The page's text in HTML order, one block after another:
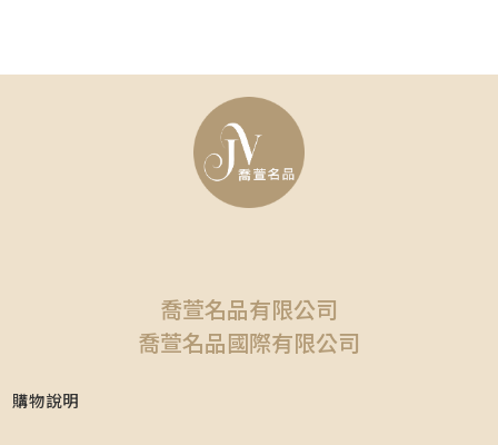
喬萱名品有限公司
喬萱名品國際有限公司
購物說明